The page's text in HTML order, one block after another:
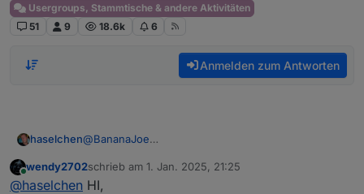
Usergroups, Stammtische & andere Aktivitäten
51
9 18.6k 6
Anmelden zum Antworten
haselchen@BananaJoe
@Samson71
@wendy2702
Soooo, im Neuen Jahr zur späten Stunde noch eine
Info.
Online
wendy2702schrieb am 1. Jan. 2025, 21:25
zuletzt editiert von
@haselchen HI,